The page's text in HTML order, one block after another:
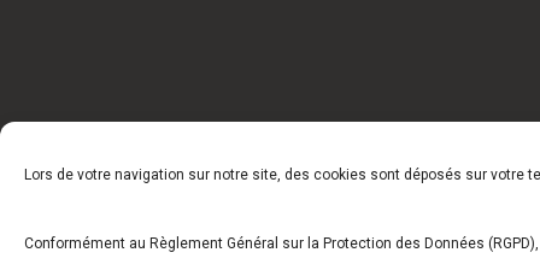
Lors de votre navigation sur notre site, des cookies sont déposés sur votre
Conformément au Règlement Général sur la Protection des Données